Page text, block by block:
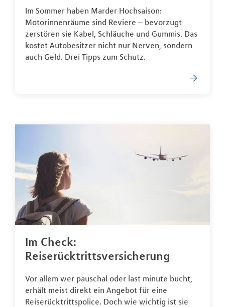
Im Sommer haben Marder Hochsaison:
Motorinnenräume sind Reviere – bevorzugt
zerstören sie Kabel, Schläuche und Gummis. Das
kostet Autobesitzer nicht nur Nerven, sondern
auch Geld. Drei Tipps zum Schutz.
Im Check:
Reiserücktrittsversicherung
Vor allem wer pauschal oder last minute bucht,
erhält meist direkt ein Angebot für eine
Reiserücktrittspolice. Doch wie wichtig ist sie